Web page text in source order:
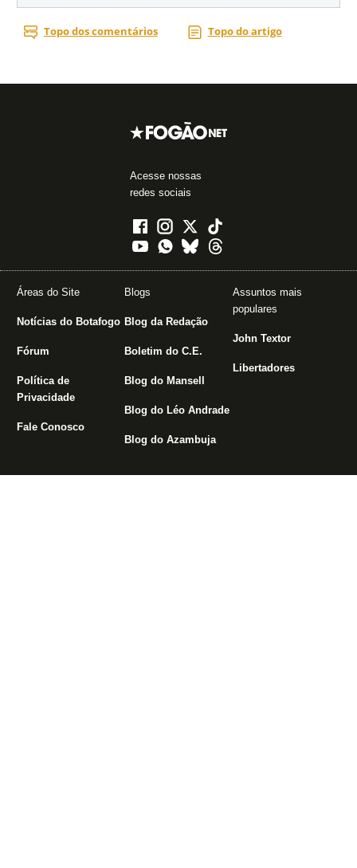
Acesse nossas
redes sociais
Áreas do Site
Notícias do Botafogo
Fórum
Política de
Privacidade
Fale Conosco
Blogs
Blog da Redação
Boletim do C.E.
Blog do Mansell
Blog do Léo Andrade
Blog do Azambuja
Assuntos mais
populares
John Textor
Libertadores